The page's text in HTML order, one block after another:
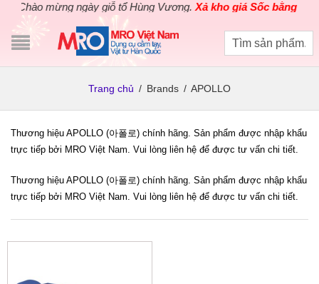
Chào mừng ngày giỗ tổ Hùng Vương.Xả kho giá Sốc bằng giá
Trang chủ / Brands / APOLLO
Thương hiệu APOLLO (아폴로) chính hãng. Sản phẩm được nhập khẩu
trực tiếp bởi MRO Việt Nam. Vui lòng liên hệ để được tư vấn chi tiết.
Thương hiệu APOLLO (아폴로) chính hãng. Sản phẩm được nhập khẩu
trực tiếp bởi MRO Việt Nam. Vui lòng liên hệ để được tư vấn chi tiết.